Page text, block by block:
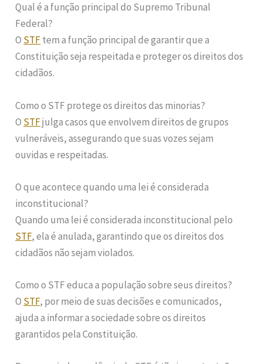
Qual é a função principal do Supremo Tribunal
Federal?
O STFtem a função principal de garantir que a
Constituição seja respeitada e proteger os direitos dos
cidadãos.
Como o STF protege os direitos das minorias?
O STFjulga casos que envolvem direitos de grupos
vulneráveis, assegurando que suas vozes sejam
ouvidas e respeitadas.
O que acontece quando uma lei é considerada
inconstitucional?
Quando uma lei é considerada inconstitucional pelo
STF, ela é anulada, garantindo que os direitos dos
cidadãos não sejam violados.
Como o STF educa a população sobre seus direitos?
O STF, por meio de suas decisões e comunicados,
ajuda a informar a sociedade sobre os direitos
garantidos pela Constituição.